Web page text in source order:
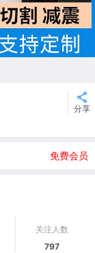
分享
免费会员
关注人数
797